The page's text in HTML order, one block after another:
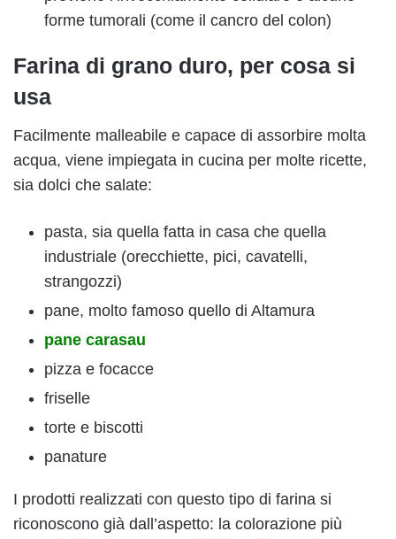
forme tumorali (come il cancro del colon)
Farina di grano duro, per cosa si
usa
Facilmente malleabile e capace di assorbire molta
acqua, viene impiegata in cucina per molte ricette,
sia dolci che salate:
pasta, sia quella fatta in casa che quella
industriale (orecchiette, pici, cavatelli,
strangozzi)
pane, molto famoso quello di Altamura
pane carasau
pizza e focacce
friselle
torte e biscotti
panature
I prodotti realizzati con questo tipo di farina si
riconoscono già dall’aspetto: la colorazione più